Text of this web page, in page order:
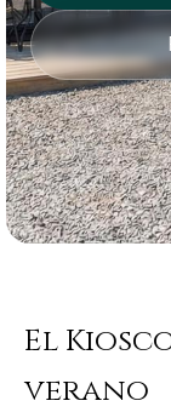
El
verano